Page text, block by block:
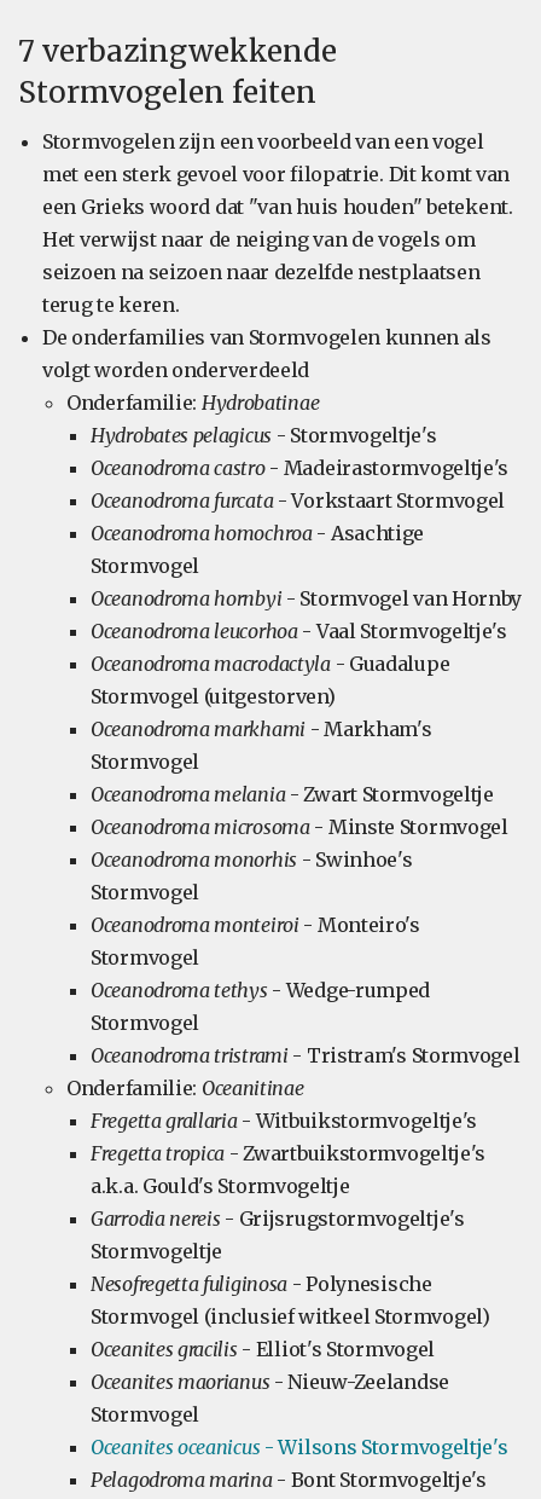
7 verbazingwekkende
Stormvogelen feiten
Stormvogelen zijn een voorbeeld van een vogel
met een sterk gevoel voor filopatrie. Dit komt van
een Grieks woord dat "van huis houden" betekent.
Het verwijst naar de neiging van de vogels om
seizoen na seizoen naar dezelfde nestplaatsen
terug te keren.
De onderfamilies van Stormvogelen kunnen als
volgt worden onderverdeeld
Onderfamilie: Hydrobatinae
Hydrobates pelagicus - Stormvogeltje's
Oceanodroma castro- Madeirastormvogeltje's
Oceanodroma furcata- Vorkstaart Stormvogel
Oceanodroma homochroa- Asachtige
Stormvogel
Oceanodroma hornbyi - Stormvogel van Hornby
Oceanodroma leucorhoa- Vaal Stormvogeltje's
Oceanodroma macrodactyla- Guadalupe
Stormvogel (uitgestorven)
Oceanodroma markhami - Markham's
Stormvogel
Oceanodroma melania- Zwart Stormvogeltje
Oceanodroma microsoma- Minste Stormvogel
Oceanodroma monorhis - Swinhoe's
Stormvogel
Oceanodroma monteiroi - Monteiro's
Stormvogel
Oceanodroma tethys - Wedge-rumped
Stormvogel
Oceanodroma tristrami - Tristram's Stormvogel
Onderfamilie: Oceanitinae
Fregetta grallaria- Witbuikstormvogeltje's
Fregetta tropica - Zwartbuikstormvogeltje's
a.k.a. Gould's Stormvogeltje
Garrodia nereis - Grijsrugstormvogeltje's
Stormvogeltje
Nesofregetta fuliginosa - Polynesische
Stormvogel (inclusief witkeel Stormvogel)
Oceanites gracilis - Elliot's Stormvogel
Oceanites maorianus - Nieuw-Zeelandse
Stormvogel
Oceanites oceanicus - Wilsons Stormvogeltje's
Pelagodroma marina- Bont Stormvogeltje's